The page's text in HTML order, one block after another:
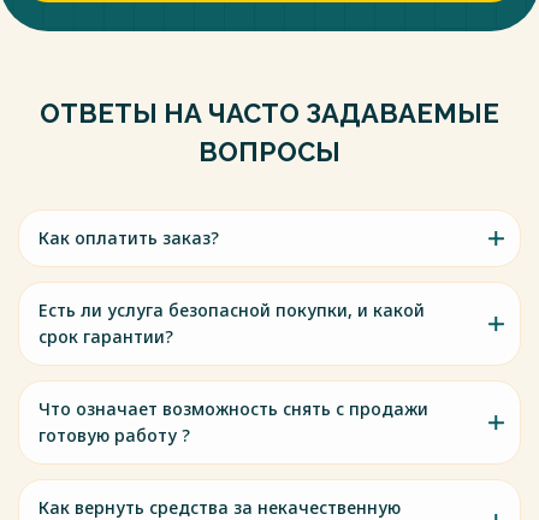
ОТВЕТЫ НА ЧАСТО ЗАДАВАЕМЫЕ
ВОПРОСЫ
Как оплатить заказ?
Есть ли услуга безопасной покупки, и какой
срок гарантии?
Что означает возможность снять с продажи
готовую работу ?
Как вернуть средства за некачественную